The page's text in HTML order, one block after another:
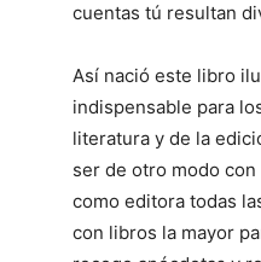
cuentas tú resultan
Así nació este libro
indispensable para
literatura y de la
ser de otro modo
como editora todas
con libros la mayor